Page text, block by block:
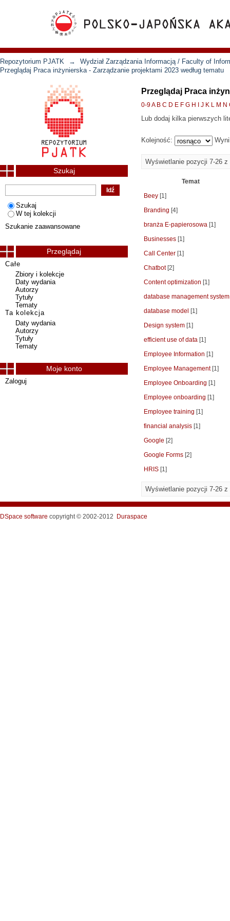
Repozytorium PJATK →
Wydział Zarządzania Informacją / Faculty of
Przeglądaj Praca inżynierska - Zarządzanie projektami 2023 według tematu
Przeglądaj Praca
0-9A B C D E F G H J K L M N
Lub dodaj kilka pierwszych
Kolejność:
Wyświetlanie pozycji 7-26 z
Temat
Beey [1]
Branding [4]
branża E-papierosowa [1]
Businesses [1]
Call Center [1]
Chatbot[2]
Content optimization [1]
database management system
database model
[1]
Design system [1]
efficient use of data [1]
Employee Information [1]
Employee Management[1]
Employee Onboarding [1]
Employee onboarding [1]
Employee training [1]
financial analysis [1]
Google [2]
Google Forms [2]
HRIS [1]
Wyświetlanie pozycji 7-26 z
Szukaj
Szukaj
W tej kolekcji
Szukanie zaawansowane
Przeglądaj
Całe
Zbiory i kolekcje
Daty wydania
Autorzy
Tytuły
Tematy
Ta kolekcja
Daty wydania
Autorzy
Tytuły
Tematy
Moje konto
Zaloguj
DSpace software copyright © 2002-2012 Duraspace